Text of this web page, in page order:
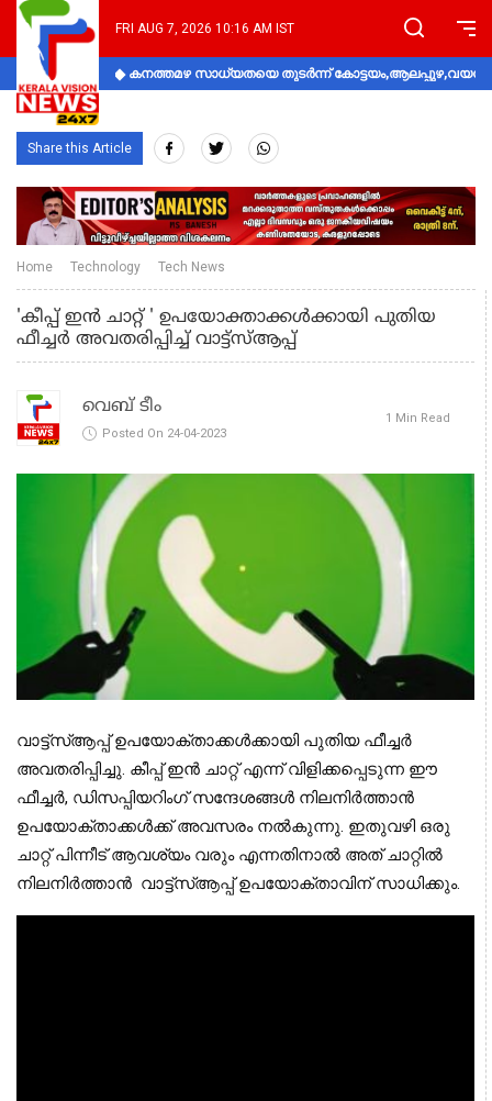
FRI AUG 7, 2026 10:16 AM IST
കനത്തമഴ സാധ്യതയെ തുടർന്ന്
Share this Article
Home Technology Tech News
'കീപ്പ് ഇന്‍ ചാറ്റ് ' ഉപയോക്താക്കള്‍ക്കായി പുതിയ
ഫീച്ചര്‍ അവതരിപ്പിച്ച്‌ വാട്ട്സ്ആപ്പ്
വെബ് ടീം
Posted On 24-04-2023
1 Min Read
വാട്ട്സ്ആപ്പ് ഉപയോക്താക്കള്‍ക്കായി പുതിയ ഫീച്ചര്‍
അവതരിപ്പിച്ചു. കീപ്പ് ഇന്‍ ചാറ്റ് എന്ന് വിളിക്കപ്പെടുന്ന ഈ
ഫീച്ചര്‍, ഡിസപ്പിയറിംഗ് സന്ദേശങ്ങള്‍ നിലനിര്‍ത്താന്‍
ഉപയോക്താക്കള്‍ക്ക് അവസരം നല്‍കുന്നു. ഇതുവഴി ഒരു
ചാറ്റ് പിന്നീട് ആവശ്യം വരും എന്നതിനാല്‍ അത് ചാറ്റില്‍
നിലനിര്‍ത്താന്‍  വാട്ട്‌സ്ആപ്പ് ഉപയോക്താവിന് സാധിക്കും.